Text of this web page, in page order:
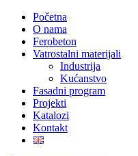
Početna
O nama
Ferobeton
Vatrostalni materijali
Industrija
Kućanstvo
Fasadni program
Projekti
Katalozi
Kontakt